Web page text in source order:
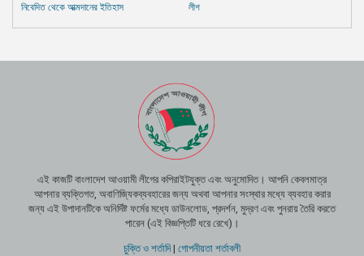
নিবেদিত থেকে আত্মদানের ইতিহাস
লীগ
এই কাজটি বাংলাদেশ আওয়ামী লীগের কপিরাইটযুক্ত এবং অনুমোদিত। আপনি কেবলমাত্র
আপনার ব্যক্তিগত, অবাণিজ্যিকব্যবহারের জন্য অথবা আপনার সংস্থার মধ্যে ব্যবহার করার
জন্য এই উপাদানটিকে অনির্দিষ্ট ফর্মের মধ্যে ডাউনলোড, প্রদর্শন, মুদ্রণ এবং পুনরায় তৈরি করতে
পারেন (এই বিজ্ঞপ্তিটি ধরে রেখে)।
চুক্তি ও শর্তাদি| গোপনীয়তা শর্তাবলী